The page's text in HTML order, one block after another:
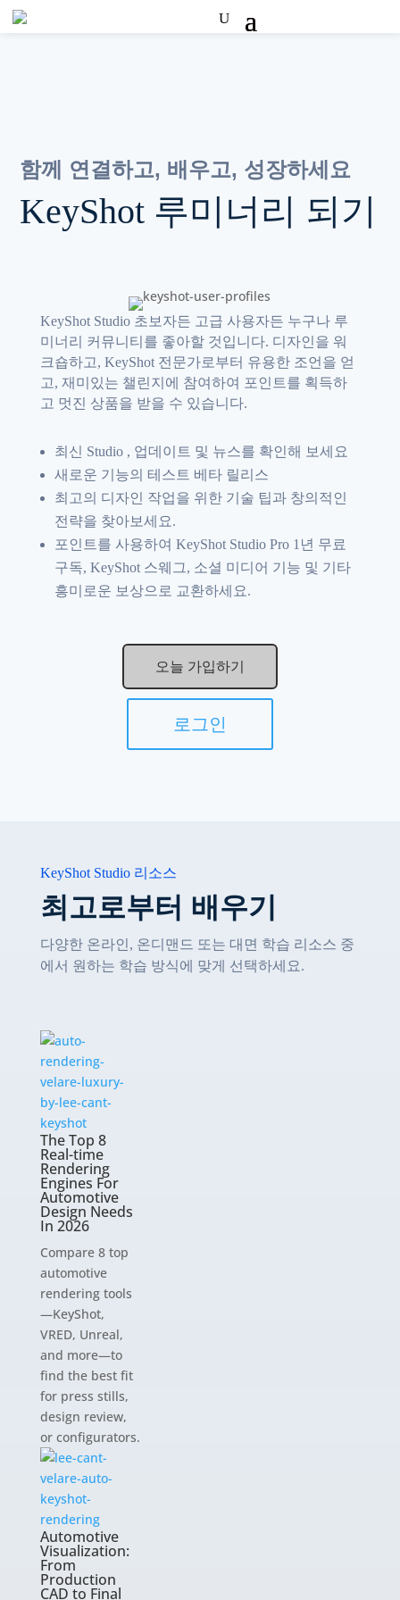
함께 연결하고, 배우고, 성장하세요
KeyShot 루미너리 되기
KeyShot Studio 초보자든 고급 사용자든 누구나 루
미너리 커뮤니티를 좋아할 것입니다. 디자인을 워
크숍하고, KeyShot 전문가로부터 유용한 조언을 얻
고, 재미있는 챌린지에 참여하여 포인트를 획득하
고 멋진 상품을 받을 수 있습니다.
최신 Studio , 업데이트 및 뉴스를 확인해 보세요
새로운 기능의 테스트 베타 릴리스
최고의 디자인 작업을 위한 기술 팁과 창의적인
전략을 찾아보세요.
포인트를 사용하여 KeyShot Studio Pro 1년 무료
구독, KeyShot 스웨그, 소셜 미디어 기능 및 기타
흥미로운 보상으로 교환하세요.
오늘 가입하기
로그인
KeyShot Studio 리소스
최고로부터 배우기
다양한 온라인, 온디맨드 또는 대면 학습 리소스 중
에서 원하는 학습 방식에 맞게 선택하세요.
The Top 8
Real-time
Rendering
Engines For
Automotive
Design Needs
In 2026
Compare 8 top
automotive
rendering tools
—KeyShot,
VRED, Unreal,
and more—to
find the best fit
for press stills,
design review,
or configurators.
Automotive
Visualization:
From
Production
CAD to Final